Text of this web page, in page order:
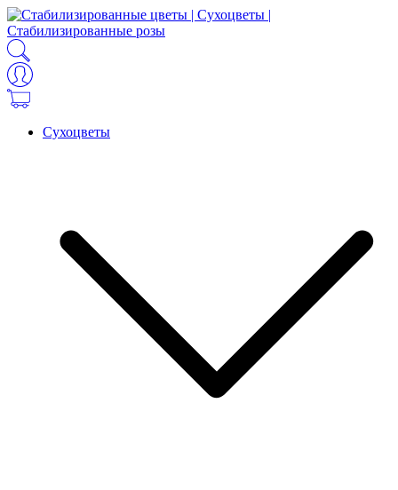
Сухоцветы